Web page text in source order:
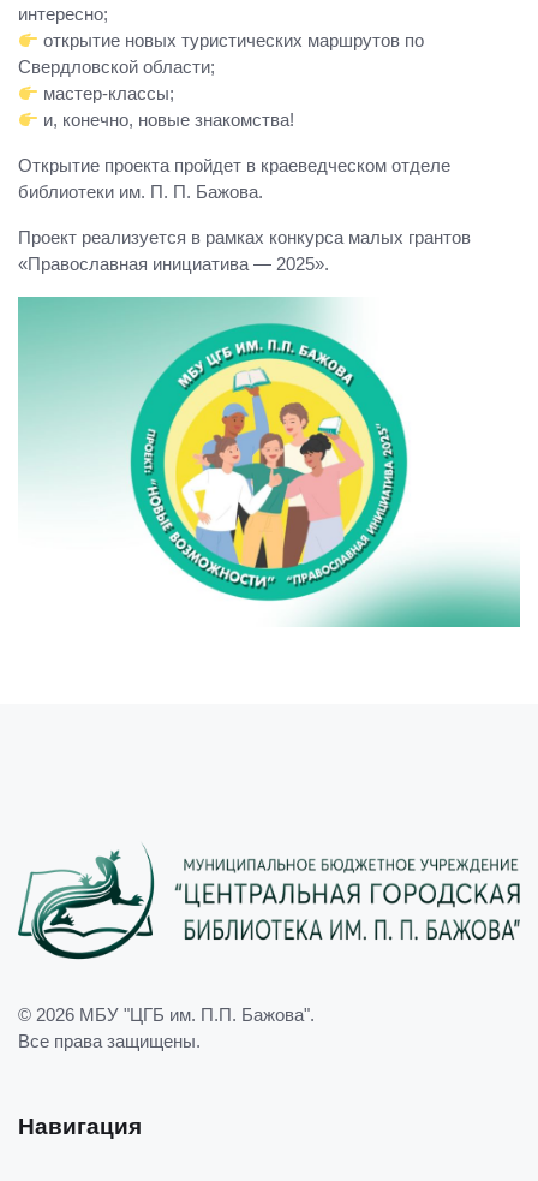
интересно;
открытие новых туристических маршрутов по
Свердловской области;
мастер-классы;
и, конечно, новые знакомства!
Открытие проекта пройдет в краеведческом отделе
библиотеки им. П. П. Бажова.
Проект реализуется в рамках конкурса малых грантов
«Православная инициатива — 2025».
© 2026 МБУ "ЦГБ им. П.П. Бажова".
Все права защищены.
Навигация